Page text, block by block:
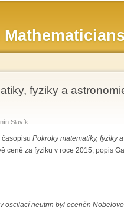
fyziky a
Slavík
časopisu Pokroky matematiky, fyziky
ceně za fyziku v roce 2015, popis
oscilací neutrin byl oceněn